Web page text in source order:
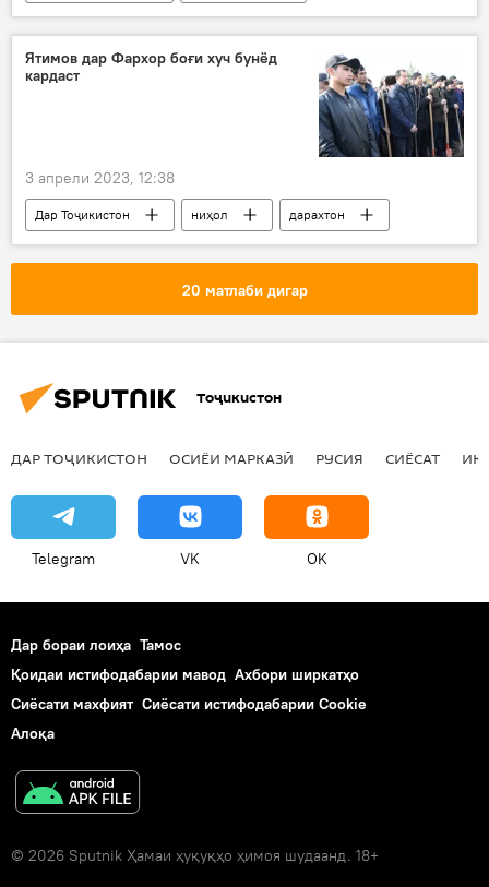
Сиёсат
таъйин вазир кор
Ятимов дар Фархор боғи хуч бунёд
кардаст
3 апрели 2023, 12:38
Дар Тоҷикистон ниҳол
дарахтон
Фархор
Хатлон
20 матлаби дигар
Тоҷикистон
ДАР ТОҶИКИСТОН ОСИЁИ МАРКАЗӢ РУСИЯ СИЁСАТ
Telegram VK OK
Дар бораи лоиҳа Тамос
Қоидаи истифодабарии мавод Ахбори ширкатҳо
Сиёсати махфият Сиёсати истифодабарии Cookie
Алоқа
© 2026 Sputnik Ҳамаи ҳуқуқҳо ҳимоя шудаанд. 18+